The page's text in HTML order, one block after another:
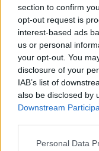
section to confirm
opt-out request is
interest-based ads
us or personal
your opt-out. You
disclosure of your
IAB’s list of
also be disclosed by
Downstream
Personal Data
Sommerpraten
– Finner roen
ABONNEMENT